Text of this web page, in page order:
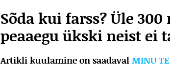
Sõda kui farss? Üle
peaaegu ükski neist ei
Artikli kuulamine on saadaval MINU